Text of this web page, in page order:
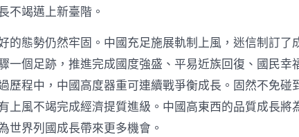
不竭邁上新臺階。
的態勢仍然牢固。中國充足施展軌制上風，迷信制訂了
一個足跡，推進完成國度強盛、平易近族回復、國民幸
歷程中，中國高度器重可連續戰爭衡成長。固然不免碰
上風不竭完成經濟提質進級。中國高東西的品質成長將
世界列國成長帶來更多機會。